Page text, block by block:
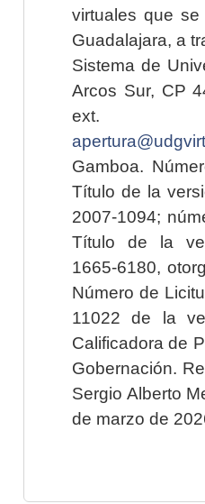
virtuales que
Guadalajara, a
Sistema de
Arcos Sur, CP
ext.
Gamboa.
Título de la
2007-1094;
Título de la
1665-6180,
Número de
11022 de la
Calificadora de
Gobernación.
Sergio Alberto
de marzo de